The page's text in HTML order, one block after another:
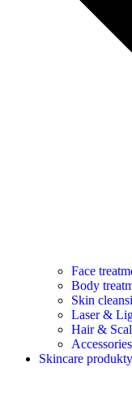
Face
Body
Skin
Laser &
Hair &
Accessories
Skincare produkty